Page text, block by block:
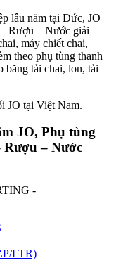
lâu năm tại Đức, JO
Rượu – Nước giải
máy chiết chai,
theo phụ tùng thanh
băng tải chai, lon, tải
JO tại Việt Nam.
JO, Phụ tùng
– Nước
-
LTR)